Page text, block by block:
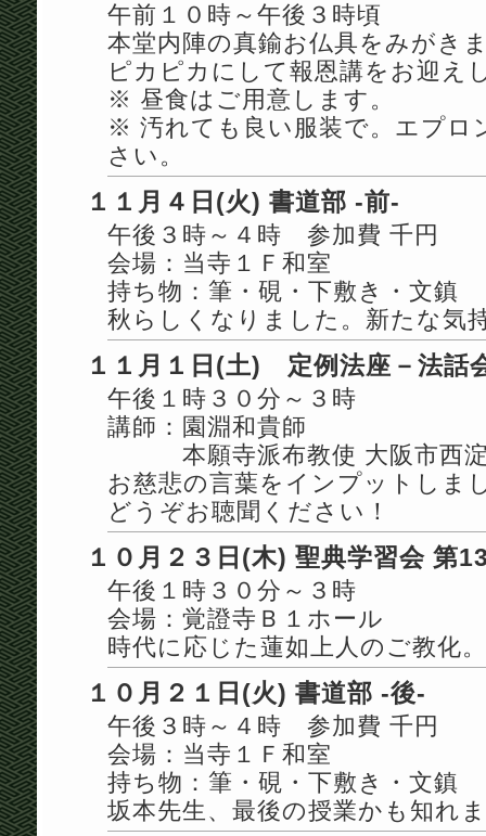
午前１０時～午後３時頃
本堂内陣の真鍮お仏具をみがき
ピカピカにして報恩講をお迎え
※ 昼食はご用意します。
※ 汚れても良い服装で。エプロ
さい。
１１月４日(火) 書道部 -前-
午後３時～４時 参加費 千円
会場：当寺１Ｆ和室
持ち物：筆・硯・下敷き・文鎮
秋らしくなりました。新たな気
１１月１日(土) 定例法座－法話
午後１時３０分～３時
講師：園淵和貴師
本願寺派布教使 大阪市西淀
お慈悲の言葉をインプットしま
どうぞお聴聞ください！
１０月２３日(木) 聖典学習会 第
午後１時３０分～３時
会場：覚證寺Ｂ１ホール
時代に応じた蓮如上人のご教化。
１０月２１日(火) 書道部 -後-
午後３時～４時 参加費 千円
会場：当寺１Ｆ和室
持ち物：筆・硯・下敷き・文鎮
坂本先生、最後の授業かも知